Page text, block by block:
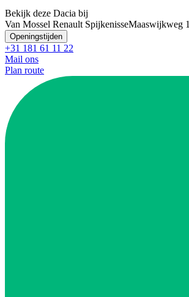
Bekijk deze Dacia bij
Van Mossel Renault SpijkenisseMaaswijkweg 1
Openingstijden
+31 181 61 11 22
Mail ons
Plan route